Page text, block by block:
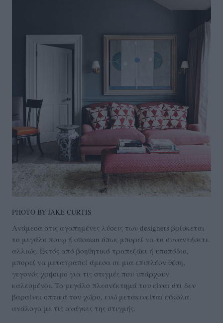
PHOTO BY JAKE CURTIS
Ανάμεσα στις αγαπημένες λύσεις των designers βρίσκεται
το μεγάλο πουφ ή ottoman όπως μπορεί να το συναντήσετε
αλλιώς. Εκτός από βοηθητικό τραπεζάκι ή υποπόδιο,
μπορεί να μετατραπεί άμεσα σε μια επιπλέον θέση,
γεγονός χρήσιμο για τις στιγμές που υπάρχουν
καλεσμένοι. Το μεγάλο πλεονέκτημά του είναι ότι δεν
βαραίνει οπτικά τον χώρο, ενώ μετακινείται εύκολα
ανάλογα με τις ανάγκες της στιγμής.